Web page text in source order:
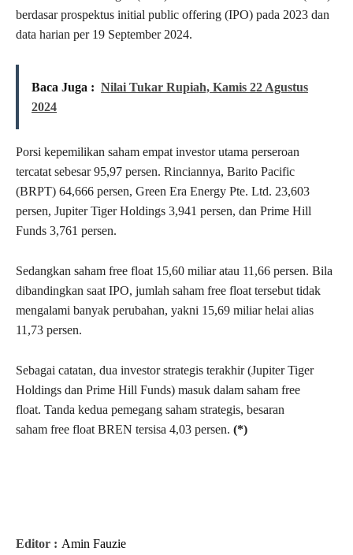
berdasar prospektus initial public offering (IPO) pada 2023 dan
data harian per 19 September 2024.
Baca Juga : Nilai Tukar Rupiah, Kamis 22 Agustus
2024
Porsi kepemilikan saham empat investor utama perseroan
tercatat sebesar 95,97 persen. Rinciannya, Barito Pacific
(BRPT) 64,666 persen, Green Era Energy Pte. Ltd. 23,603
persen, Jupiter Tiger Holdings 3,941 persen, dan Prime Hill
Funds 3,761 persen.
Sedangkan saham free float 15,60 miliar atau 11,66 persen. Bila
dibandingkan saat IPO, jumlah saham free float tersebut tidak
mengalami banyak perubahan, yakni 15,69 miliar helai alias
11,73 persen.
Sebagai catatan, dua investor strategis terakhir (Jupiter Tiger
Holdings dan Prime Hill Funds) masuk dalam saham free
float. Tanda kedua pemegang saham strategis, besaran
saham free float BREN tersisa 4,03 persen. (*)
Editor : Amin Fauzie